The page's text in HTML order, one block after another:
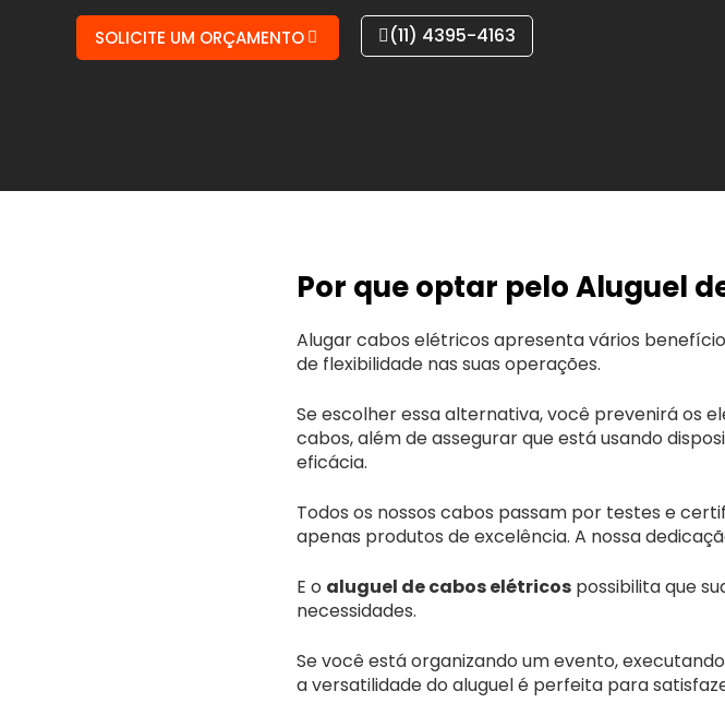
SOLICITE UM ORÇAMENTO (11) 4395-4163
Por que optar pelo Aluguel
Alugar cabos elétricos apresenta vários
de flexibilidade nas suas operações.
Se escolher essa alternativa, você prevenirá os
cabos, além de assegurar que está usando
eficácia.
Todos os nossos cabos passam por testes e
apenas produtos de excelência. A nossa
E o aluguel de cabos elétricos possibilita que
necessidades.
Se você está organizando um evento,
a versatilidade do aluguel é perfeita para